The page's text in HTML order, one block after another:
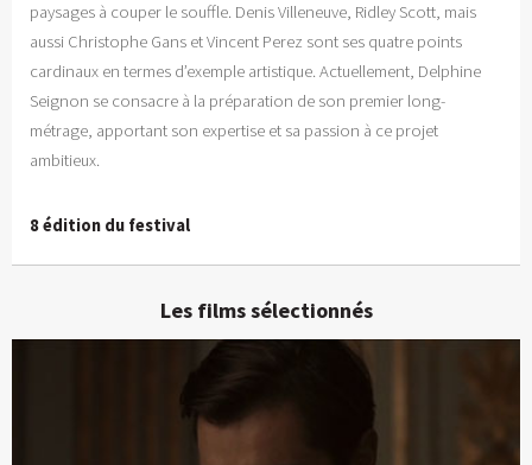
paysages à couper le souffle. Denis Villeneuve, Ridley Scott, mais
aussi Christophe Gans et Vincent Perez sont ses quatre points
cardinaux en termes d’exemple artistique. Actuellement, Delphine
Seignon se consacre à la préparation de son premier long-
métrage, apportant son expertise et sa passion à ce projet
ambitieux.
8 édition du festival
Les films sélectionnés